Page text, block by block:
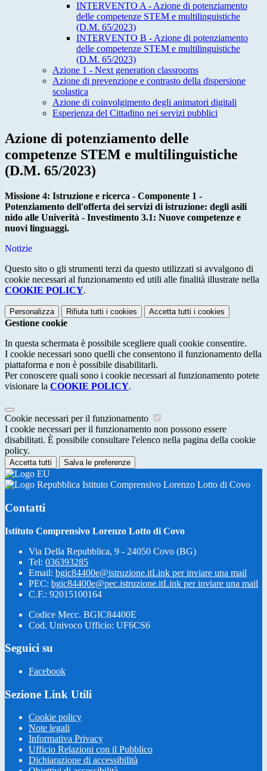
INTERVENTO A - Azione di potenziamento
delle competenze STEM e multilinguistiche
(D.M. 65/2023)
INTERVENTO B - Azione di potenziamento
delle competenze STEM e multilinguistiche
(D.M. 65/2023)
Azione 1 - Next generation classrooms
Azione di prevenzione e contrasto della dispersione
scolastica
Azione di coinvolgimento degli animatori digitali
Esperienza del Cittadino nei servizi pubblici
Azione di potenziamento delle
competenze STEM e multilinguistiche
(D.M. 65/2023)
Missione 4: Istruzione e ricerca - Componente 1 -
Potenziamento dell'offerta dei servizi di istruzione: degli asili
nido alle Univerità - Investimento 3.1: Nuove competenze e
nuovi linguaggi.
Notizie
Questo sito o gli strumenti terzi da questo utilizzati si avvalgono di
cookie necessari al funzionamento ed utili alle finalità illustrate nella
COOKIE POLICY.
Personalizza Rifiuta tutti i cookies Accetta tutti i cookies
Gestione cookie
In questa schermata è possibile scegliere quali cookie consentire.
I cookie necessari sono quelli che consentono il funzionamento della
piattaforma e non è possibile disabilitarli.
Per conoscere quali sono i cookie necessari al funzionamento potete
visionare la COOKIE POLICY.
Cookie necessari per il funzionamento
I cookie necessari per il funzionamento non possono essere
disabilitati. È possibile consultare l'elenco nella pagina della cookie
policy.
Accetta tutti Salva le preferenze
Istituto Comprensivo Lorenzo Lotto di Covo
Contatti
Istituto Comprensivo Lorenzo Lotto di Covo
Via Della Repubblica, 9 - 24050 Covo (BG)
Tel: 036393285
Email: bgic84400e@istruzione.itLink per inviare una mail
PEC: bgic84400e@pec.istruzione.itLink per inviare una mail
C.F.: 92015100164
Codice Mecc. BGIC84400E
Cod. Univoco Ufficio: UF6CS6
Seguici su
Facebook
Sezione Link Utili
Cookie policy
Note legali
Informativa Privacy
Ufficio Relazioni con il Pubblico
Dichiarazione di accessibilità